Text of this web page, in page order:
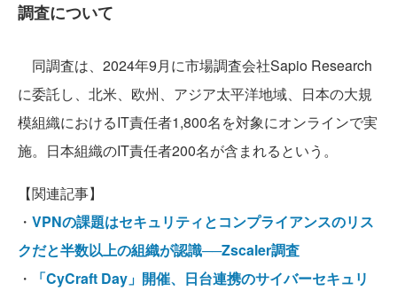
調査について
同調査は、2024年9月に市場調査会社Sapio Research
に委託し、北米、欧州、アジア太平洋地域、日本の大規
模組織におけるIT責任者1,800名を対象にオンラインで実
施。日本組織のIT責任者200名が含まれるという。
【関連記事】
・ VPNの課題はセキュリティとコンプライアンスのリス
クだと半数以上の組織が認識──Zscaler調査
・
「CyCraft Day」開催、日台連携のサイバーセキュリ